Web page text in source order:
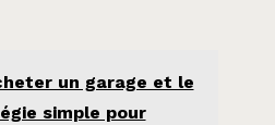
un garage et le
simple pour